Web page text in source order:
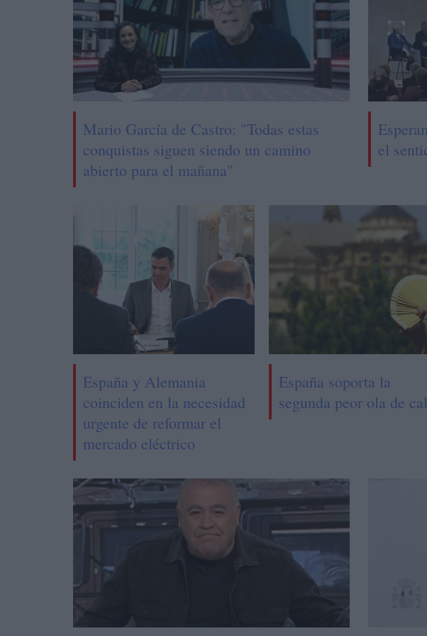
Mario García de Castro: "Todas estas
conquistas siguen siendo un camino
abierto para el mañana"
el
España y Alemania
coinciden en la necesidad
urgente de reformar el
mercado eléctrico
España soporta la
segunda peor ola de